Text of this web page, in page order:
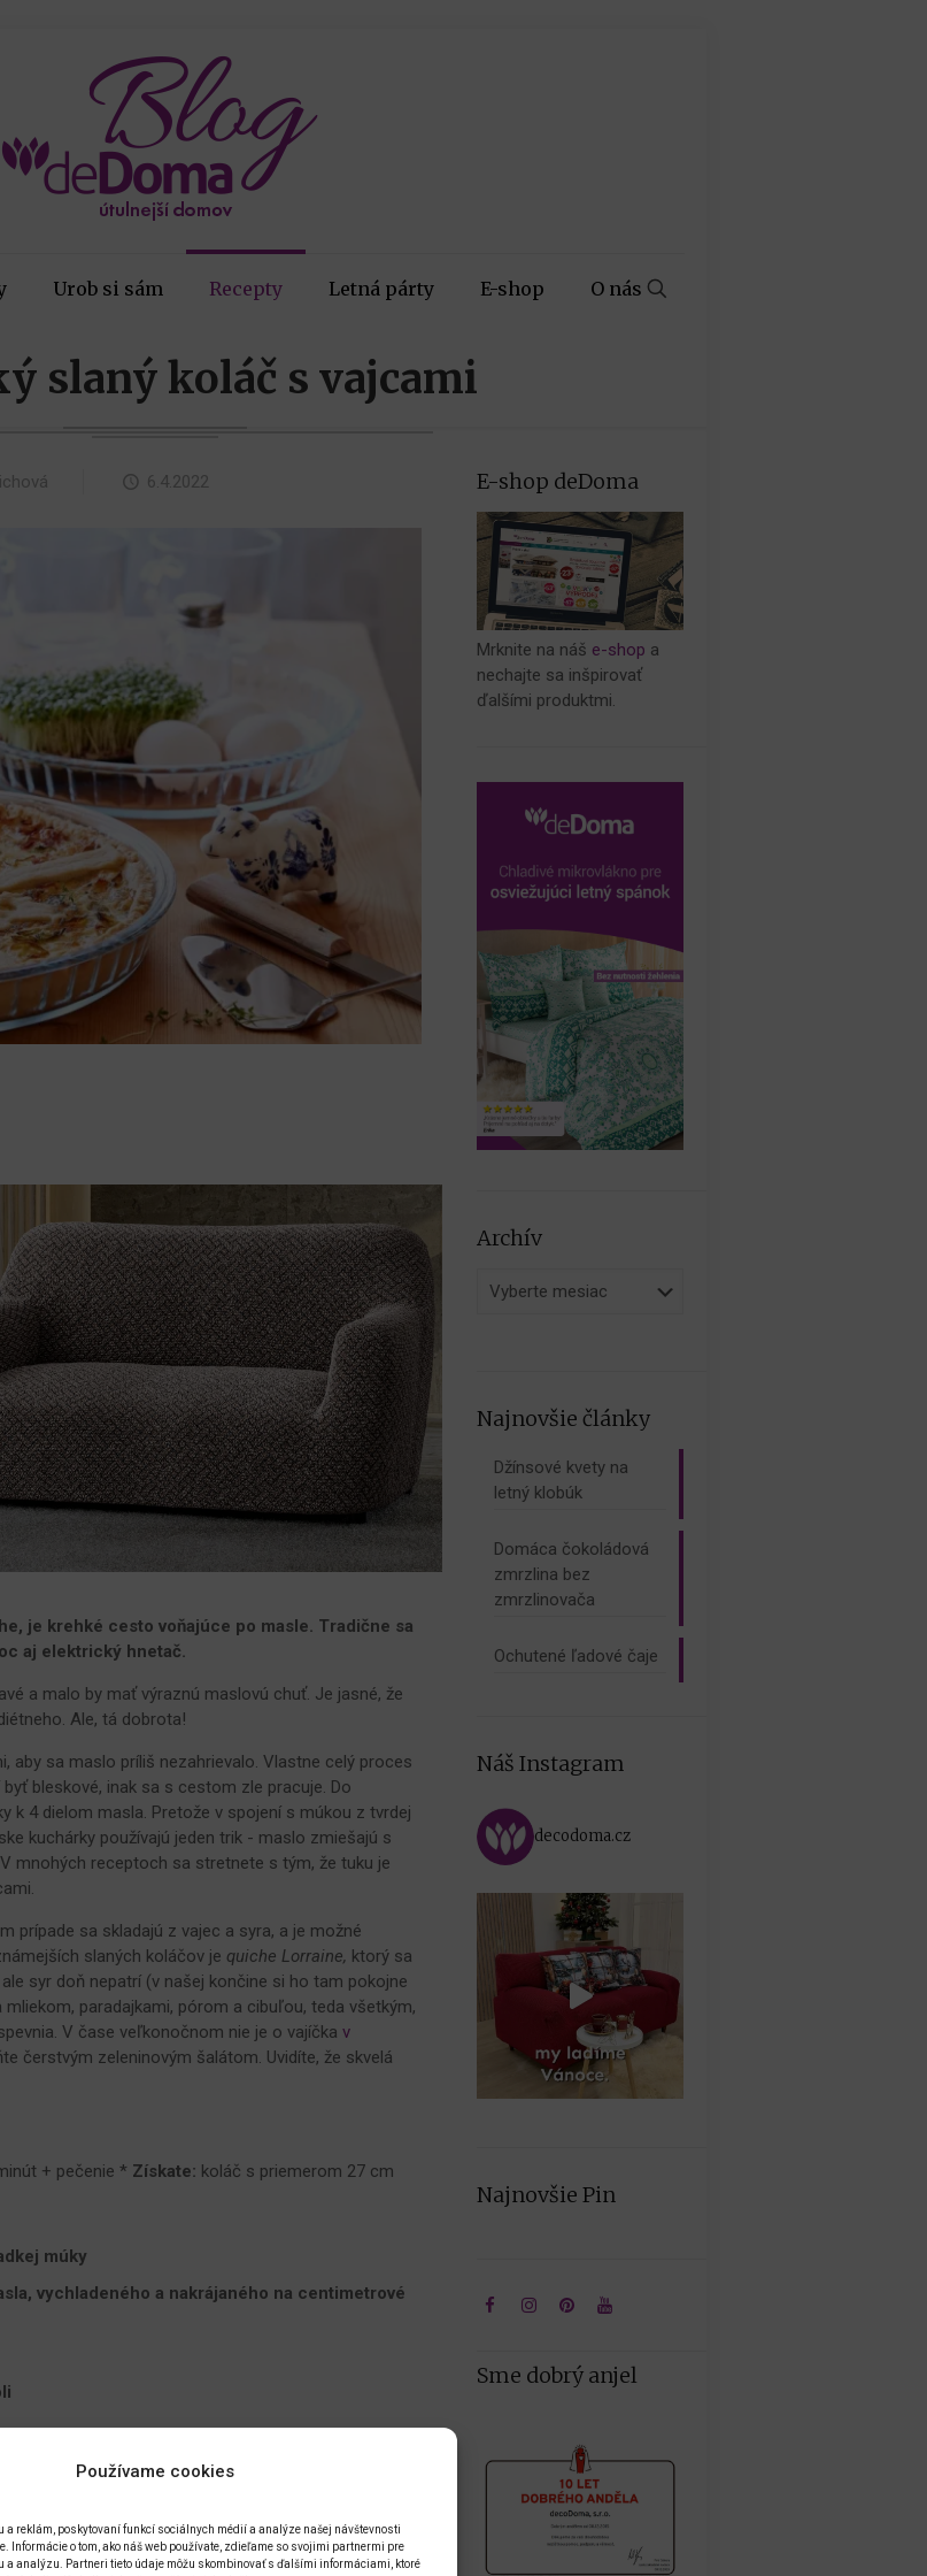
Používame cookies
a reklám, poskytovaní funkcí sociálnych médií a analýze našej návštevnosti
Informácie o tom, ako náš web používate, zdieľame so svojimi partnermi pre
a analýzu. Partneri tieto údaje môžu skombinovať s ďalšími informáciami, ktoré
Urob si sám Recepty Letná párty E-shop O nás
slaný koláč s vajcami
6.4.2022
je krehké cesto voňajúce po masle. Tradične sa
aj elektrický hnetač.
a malo by mať výraznú maslovú chuť. Je jasné, že
Ale, tá dobrota!
aby sa maslo príliš nezahrievalo. Vlastne celý proces
bleskové, inak sa s cestom zle pracuje. Do
k 4 dielom masla. Pretože v spojení s múkou z tvrdej
kuchárky používajú jeden trik - maslo zmiešajú s
mnohých receptoch sa stretnete s tým, že tuku je
prípade sa skladajú z vajec a syra, a je možné
slaných koláčov je quiche Lorraine, ktorý sa
syr doň nepatrí (v našej končine si ho tam pokojne
paradajkami, pórom a cibuľou, teda všetkým,
V čase veľkonočnom nie je o vajíčkav
čerstvým zeleninovým šalátom. Uvidíte, že skvelá
+ pečenie * Získate: koláč s priemerom 27 cm
múky
vychladeného a nakrájaného na centimetrové
strúhanky
nastrúhanej nahrubo
E-shop deDoma
Mrknite na náš e-shop a
nechajte sa inšpirovať
ďalšími produktmi.
Archív
Archív
Najnovšie články
Džínsové kvety na
letný klobúk
Domáca čokoládová
zmrzlina bez
zmrzlinovača
Ochutené ľadové čaje
Náš Instagram
decodoma.cz
Najnovšie Pin
Sme dobrý anjel